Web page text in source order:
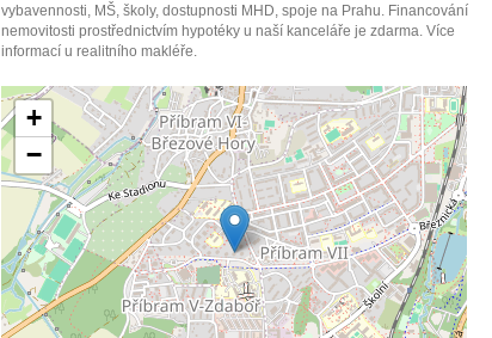
vybavennosti, MŠ, školy, dostupnosti MHD, spoje na Prahu. Financování
nemovitosti prostřednictvím hypotéky u naší kanceláře je zdarma. Více
informací u realitního makléře.
+
−